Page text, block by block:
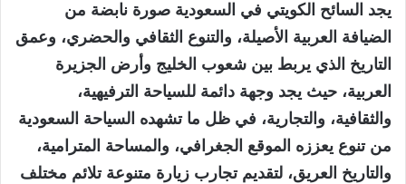
يجد السائح الكويتي في السعودية صورة نابضة من
الضيافة العربية الأصيلة، والتنوع الثقافي والحضري، وعمق
التاريخ الذي يربط بين شعوب الخليج وأرض الجزيرة
العربية، حيث يجد وجهة دائمة للسياحة الترفيهية،
والثقافية، والتجارية، في ظل ما تشهده السياحة السعودية
من تنوع يعززه الموقع الجغرافي، والمساحة المترامية،
والتاريخ العريق، لتقديم تجارب زيارة متنوعة تلائم مختلف